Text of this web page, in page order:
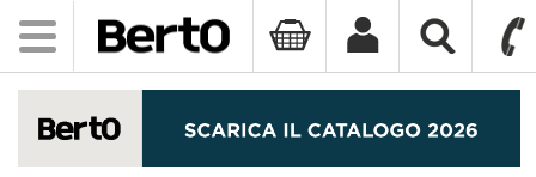
Toggle
navigation